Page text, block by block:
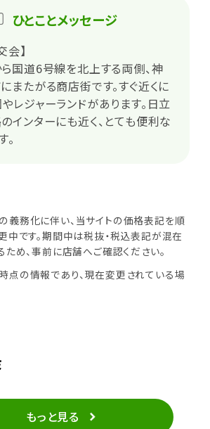
ひとことメッセージ
会】
国道6号線を北上する両側、神
またがる商店街です。すぐ近くに
レジャーランドがあります。日立
インターにも近く、とても便利な
務化に伴い、当サイトの価格表記を順
です。期間中は税抜・税込表記が混在
め、事前に店舗へご確認ください。
の情報であり、現在変更されている場
もっと見る